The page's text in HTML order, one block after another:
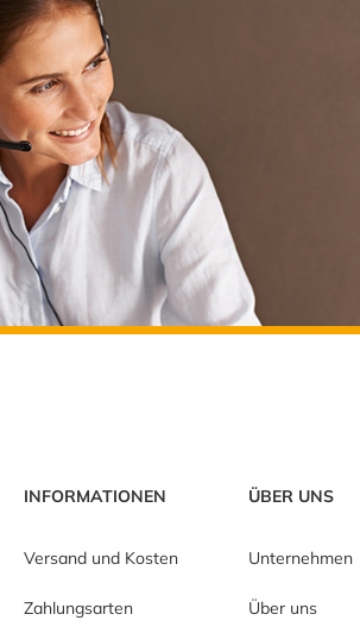
INFORMATIONEN
Versand und Kosten
Zahlungsarten
ÜBER UNS
Unternehmen
Über uns